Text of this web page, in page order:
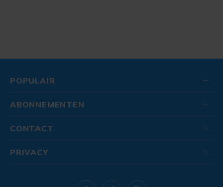
POPULAIR
ABONNEMENTEN
CONTACT
PRIVACY